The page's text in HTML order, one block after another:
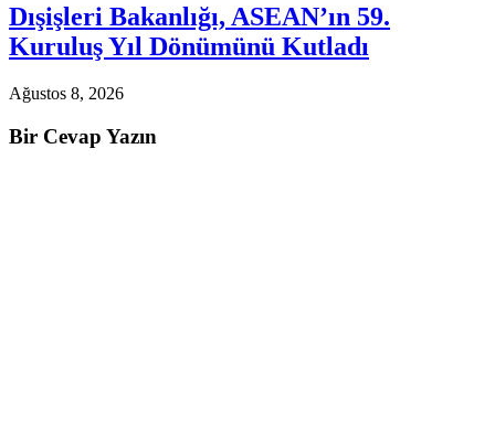
Dışişleri Bakanlığı, ASEAN’ın 59.
Kuruluş Yıl Dönümünü Kutladı
Ağustos 8, 2026
Bir Cevap Yazın